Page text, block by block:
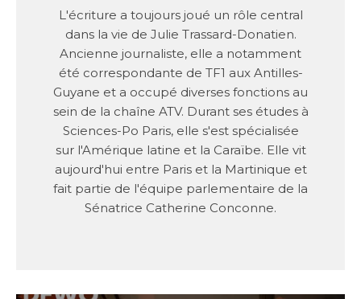
L'écriture a toujours joué un rôle central
dans la vie de Julie Trassard-Donatien.
Ancienne journaliste, elle a notamment
été correspondante de TF1 aux Antilles-
Guyane et a occupé diverses fonctions au
sein de la chaîne ATV. Durant ses études à
Sciences-Po Paris, elle s'est spécialisée
sur l'Amérique latine et la Caraïbe. Elle vit
aujourd'hui entre Paris et la Martinique et
fait partie de l'équipe parlementaire de la
Sénatrice Catherine Conconne.